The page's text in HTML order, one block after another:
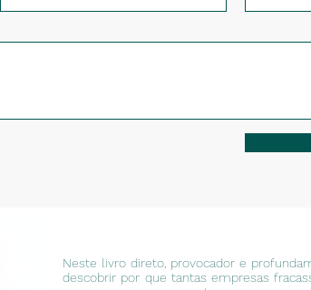
Neste livro direto, provocador e
descobrir por que tantas empresas